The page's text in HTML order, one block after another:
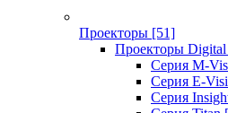
Проекторы [51]
Проекторы Digital
Серия M-
Серия E-
Серия